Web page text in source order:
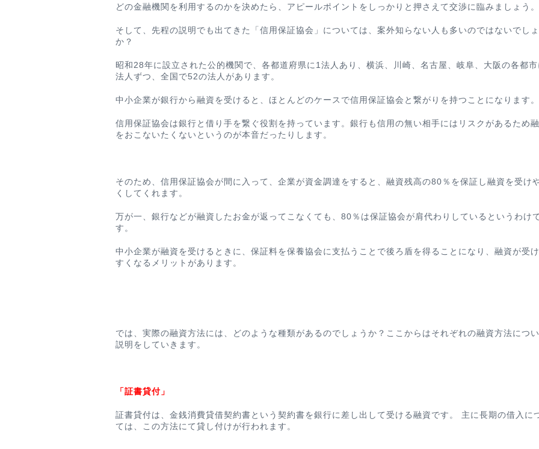
どの金融機関を利用するのかを決めたら、アピールポイントをしっかりと押さえて交渉に臨みましょう。
そして、先程の説明でも出てきた「信用保証協会」については、案外知らない人も多いのではないでしょ
か？
昭和28年に設立された公的機関で、各都道府県に1法人あり、横浜、川崎、名古屋、岐阜、大阪の各都市
法人ずつ、全国で52の法人があります。
中小企業が銀行から融資を受けると、ほとんどのケースで信用保証協会と繋がりを持つことになります。
信用保証協会は銀行と借り手を繋ぐ役割を持っています。銀行も信用の無い相手にはリスクがあるため
をおこないたくないというのが本音だったりします。
そのため、信用保証協会が間に入って、企業が資金調達をすると、融資残高の80％を保証し融資を受け
くしてくれます。
万が一、銀行などが融資したお金が返ってこなくても、80％は保証協会が肩代わりしているというわけ
す。
中小企業が融資を受けるときに、保証料を保養協会に支払うことで後ろ盾を得ることになり、融資が受
すくなるメリットがあります。
では、実際の融資方法には、どのような種類があるのでしょうか？ここからはそれぞれの融資方法につ
説明をしていきます。
「証書貸付」
証書貸付は、金銭消費貸借契約書という契約書を銀行に差し出して受ける融資です。 主に長期の借入に
ては、この方法にて貸し付けが行われます。